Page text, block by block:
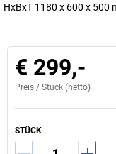
HxBxT 1180 x 600 x 500
€ 299,-
Preis / Stück (netto)
STÜCK